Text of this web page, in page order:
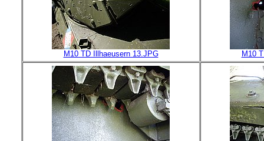
M10 TD Illhaeusern 13.JPG M10